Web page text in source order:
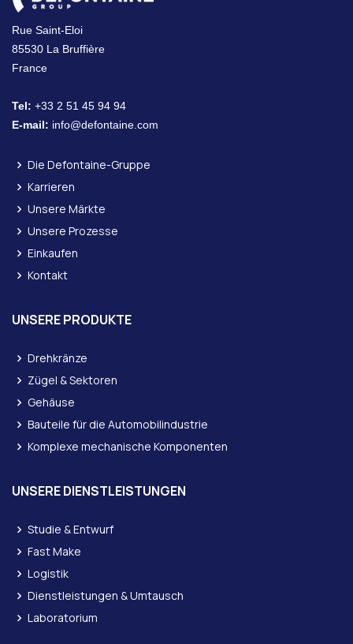
Rue Saint-Eloi
85530 La Bruffière
France
Tel: +33 2 51 45 94 94
E-mail: info@defontaine.com
Die Defontaine-Gruppe
Karrieren
Unsere Märkte
Unsere Prozesse
Einkaufen
Kontakt
UNSERE PRODUKTE
Drehkränze
Zügel & Sektoren
Gehäuse
Bauteile für die Automobilindustrie
Komplexe mechanische Komponenten
UNSERE DIENSTLEISTUNGEN
Studie & Entwurf
Fast Make
Logistik
Dienstleistungen & Umtausch
Laboratorium